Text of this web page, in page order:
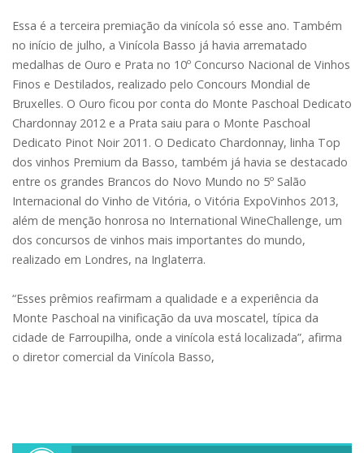
Essa é a terceira premiação da vinícola só esse ano. Também
no início de julho, a Vinícola Basso já havia arrematado
medalhas de Ouro e Prata no 10º Concurso Nacional de Vinhos
Finos e Destilados, realizado pelo Concours Mondial de
Bruxelles. O Ouro ficou por conta do Monte Paschoal Dedicato
Chardonnay 2012 e a Prata saiu para o Monte Paschoal
Dedicato Pinot Noir 2011. O Dedicato Chardonnay, linha Top
dos vinhos Premium da Basso, também já havia se destacado
entre os grandes Brancos do Novo Mundo no 5º Salão
Internacional do Vinho de Vitória, o Vitória ExpoVinhos 2013,
além de menção honrosa no International WineChallenge, um
dos concursos de vinhos mais importantes do mundo,
realizado em Londres, na Inglaterra.
“Esses prêmios reafirmam a qualidade e a experiência da
Monte Paschoal na vinificação da uva moscatel, típica da
cidade de Farroupilha, onde a vinícola está localizada”, afirma
o diretor comercial da Vinícola Basso,